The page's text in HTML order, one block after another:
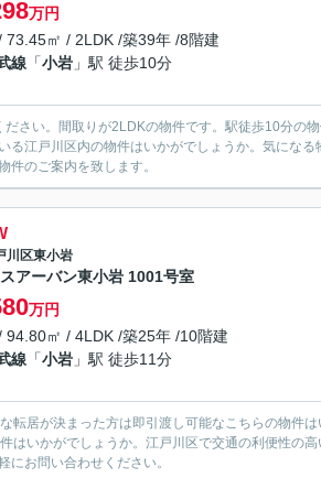
万円
73.45㎡ / 2LDK /築39年 /8階建
線 「小岩 」駅 徒歩10分
さい。間取りが2LDKの物件です。駅徒歩10分の
る江戸川区内の物件はいかがでしょうか。気にな
件のご案内を致します。
川区東小岩
アーバン東小岩 1001号室
万円
94.80㎡ / 4LDK /築25年 /10階建
線 「小岩 」駅 徒歩11分
転居が決まった方は即引渡し可能なこちらの物件
はいかがでしょうか。江戸川区で交通の利便性の
にお問い合わせください。